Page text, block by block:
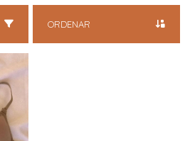
ORDENAR